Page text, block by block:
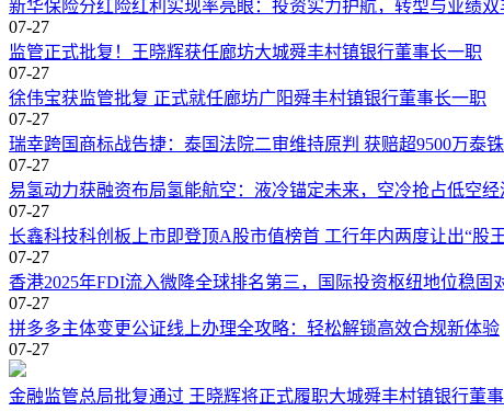
新华保险分红险红利实现率亮眼：投资实力护航，转型与业绩双
07-27
监管正式批复！王晓辉获任廊坊大城舜丰村镇银行董事长一职
07-27
徐伟宝获监管批复 正式就任廊坊广阳舜丰村镇银行董事长一职
07-27
瑞幸跨国商标战告捷：泰国法院二审维持原判 获赔超9500万泰铢
07-27
易氢动力获融资布局氢能航空：液冷锚定未来，空冷抢占低空经
07-27
长鑫科技科创板上市即登顶A股市值榜首 工行年内两度让出“股
07-27
香港2025年FDI流入微降全球排名第三，国际投资枢纽地位稳固
07-27
拼多多主体变更公证线上办理全攻略：轻松解锁高效合规新体验
07-27
金融监管总局批复通过 王晓辉将正式履职大城舜丰村镇银行董